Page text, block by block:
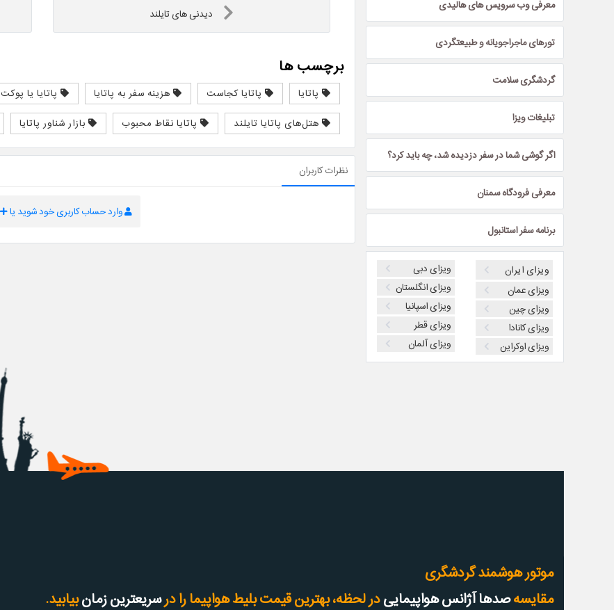
معرفی وب سرویس های هالیدی
تورهای ماجراجویانه و طبیعتگردی
گردشگری سلامت
تبلیغات ویزا
اگر گوشی شما در سفر دزدیده شد، چه باید کرد؟
معرفی فرودگاه سمنان
برنامه سفر استانبول
ویزای ایران
ویزای عمان
ویزای چین
ویزای کانادا
ویزای اوکراین
ویزای دبی
ویزای انگلستان
ویزای اسپانیا
ویزای قطر
ویزای آلمان
دیدنی های تایلند
برچسب ها
پاتایا پاتایا کجاست هزینه سفر به پاتایا پاتایا یا پوکت
هتل‌های پاتایا تایلند پاتایا نقاط محبوب بازار شناور پاتایا
نظرات کاربران
وارد حساب کاربری خود شوید یا
موتور هوشمند گردشگری
مقایسهصدها آژانس هواپیمایی در لحظه، بهترین قیمت بلیط هواپیما را درسریعترین زمان بیابید.